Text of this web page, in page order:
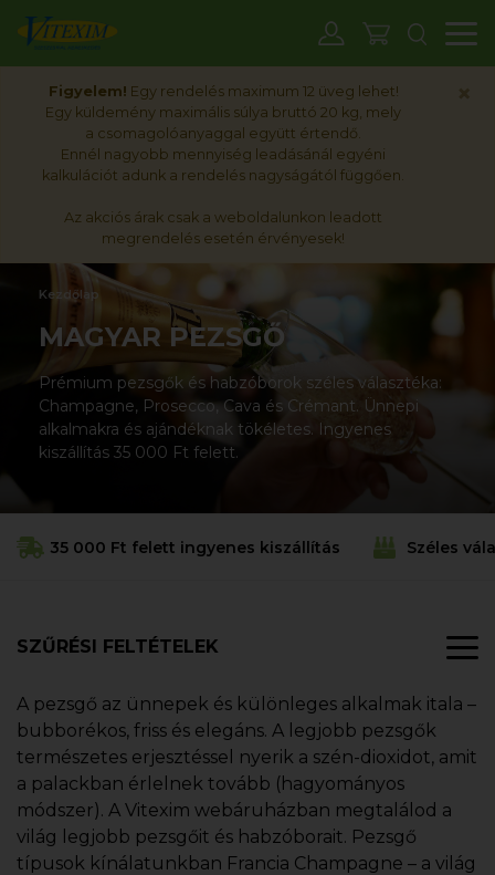
Figyelem! Egy rendelés maximum 12 üveg lehet!
Egy küldemény maximális súlya bruttó 20 kg, mely
a csomagolóanyaggal együtt értendő.
Ennél nagyobb mennyiség leadásánál egyéni
kalkulációt adunk a rendelés nagyságától függően.
Az akciós árak csak a weboldalunkon leadott
megrendelés esetén érvényesek!
Kezdőlap
MAGYAR PEZSGŐ
Prémium pezsgők és habzóborok széles választéka:
Champagne, Prosecco, Cava és Crémant. Ünnepi
alkalmakra és ajándéknak tökéletes. Ingyenes
kiszállítás 35 000 Ft felett.
35 000 Ft felett ingyenes kiszállítás Széles
SZŰRÉSI FELTÉTELEK
A pezsgő az ünnepek és különleges alkalmak itala –
bubborékos, friss és elegáns. A legjobb pezsgők
természetes erjesztéssel nyerik a szén-dioxidot, amit
a palackban érlelnek tovább (hagyományos
módszer). A Vitexim webáruházban megtalálod a
világ legjobb pezsgőit és habzóborait. Pezsgő
típusok kínálatunkban Francia Champagne – a világ